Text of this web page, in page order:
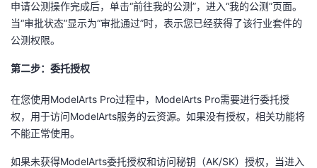
申请公测操作完成后，单击“前往我的公测”，进入“我的公测”页面。
当“审批状态”显示为“审批通过”时，表示您已经获得了该行业套件的
公测权限。
第二步：委托授权
在您使用ModelArts Pro过程中， ModelArts Pro需要进行委托授
权，用于访问ModelArts服务的云资源。如果没有授权，相关功能将
不能正常使用。
如果未获得ModelArts委托授权和访问秘钥（AK/SK）授权，当进入